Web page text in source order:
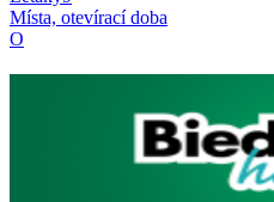
Místa, otevírací doba
O